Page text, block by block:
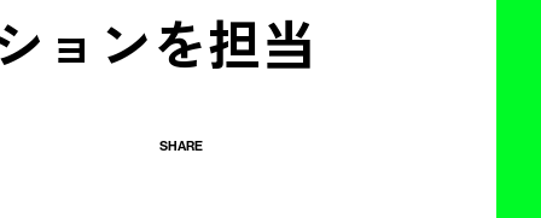
ョンを担当
SHARE